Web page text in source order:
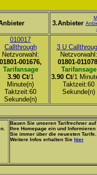
3.Anbieter
010017
Callthrough
Netzvorwahl:
01801-001676,
Tarifansage
3.90 Ct/1
Minute(n)
Taktzeit:60
Sekunde(n)
3 U
Netzvorwahl:
01801-
Tarifansage
3.90 Ct/1
Taktzeit:60
Sekunde(n)
Bauen Sie unseren Tarifrechner auf
Ihre Homepage ein und Informieren
Sie immer über die neuesten Tarife.
Weitere Infos erhalten Sie hier